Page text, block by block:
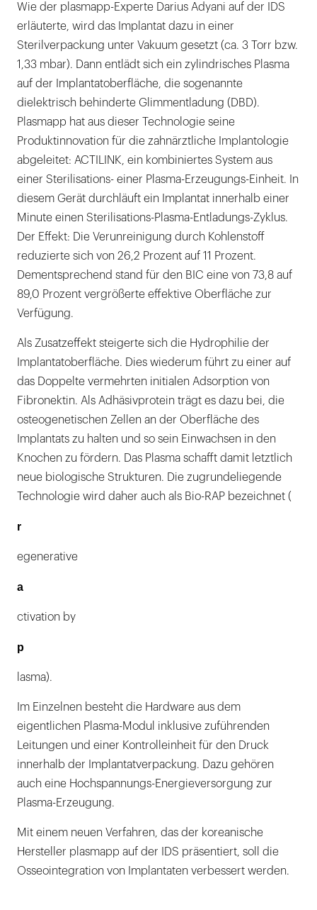
Wie der plasmapp-Experte Darius Adyani auf der IDS
erläuterte, wird das Implantat dazu in einer
Sterilverpackung unter Vakuum gesetzt (ca. 3 Torr bzw.
1,33 mbar). Dann entlädt sich ein zylindrisches Plasma
auf der Implantatoberfläche, die sogenannte
dielektrisch behinderte Glimmentladung (DBD).
Plasmapp hat aus dieser Technologie seine
Produktinnovation für die zahnärztliche Implantologie
abgeleitet: ACTILINK, ein kombiniertes System aus
einer Sterilisations- einer Plasma-Erzeugungs-Einheit. In
diesem Gerät durchläuft ein Implantat innerhalb einer
Minute einen Sterilisations-Plasma-Entladungs-Zyklus.
Der Effekt: Die Verunreinigung durch Kohlenstoff
reduzierte sich von 26,2 Prozent auf 11 Prozent.
Dementsprechend stand für den BIC eine von 73,8 auf
89,0 Prozent vergrößerte effektive Oberfläche zur
Verfügung.
Als Zusatzeffekt steigerte sich die Hydrophilie der
Implantatoberfläche. Dies wiederum führt zu einer auf
das Doppelte vermehrten initialen Adsorption von
Fibronektin. Als Adhäsivprotein trägt es dazu bei, die
osteogenetischen Zellen an der Oberfläche des
Implantats zu halten und so sein Einwachsen in den
Knochen zu fördern. Das Plasma schafft damit letztlich
neue biologische Strukturen. Die zugrundeliegende
Technologie wird daher auch als Bio-RAP bezeichnet (
r
egenerative
a
ctivation by
p
lasma).
Im Einzelnen besteht die Hardware aus dem
eigentlichen Plasma-Modul inklusive zuführenden
Leitungen und einer Kontrolleinheit für den Druck
innerhalb der Implantatverpackung. Dazu gehören
auch eine Hochspannungs-Energieversorgung zur
Plasma-Erzeugung.
Mit einem neuen Verfahren, das der koreanische
Hersteller plasmapp auf der IDS präsentiert, soll die
Osseointegration von Implantaten verbessert werden.